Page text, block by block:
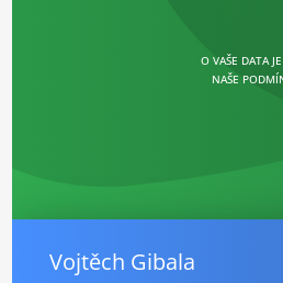
O VAŠE DATA
NAŠE
Vojtěch Gibala